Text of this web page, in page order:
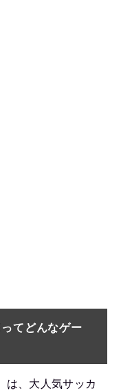
てどんなゲー
は、大人気サッカ